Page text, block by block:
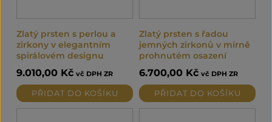
Zlatý prsten s perlou a
zirkony v elegantním
spirálovém designu
9.010,00 Kč vč DPH ZR
PŘIDAT DO KOŠÍKU
Zlatý prsten s řadou
jemných zirkonů v mírně
prohnutém osazení
6.700,00 Kč vč DPH ZR
PŘIDAT DO KOŠÍKU